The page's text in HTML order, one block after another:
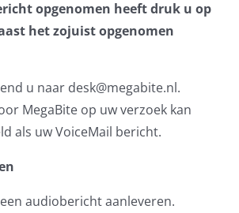
opgenomen heeft druk u op
het zojuist opgenomen
u naar desk@megabite.nl.
MegaBite op uw verzoek kan
als uw VoiceMail bericht.
audiobericht aanleveren.